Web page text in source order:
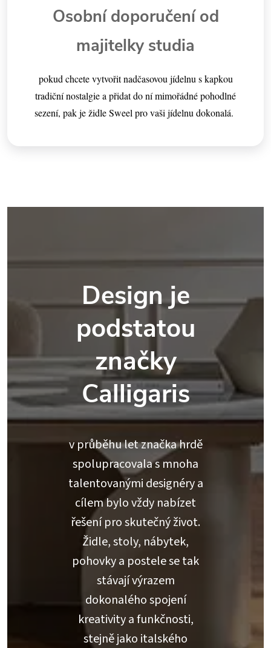
Osobní doporučení od
majitelky studia
pokud chcete vytvořit nadčasovou jídelnu s kapkou
tradiční nostalgie a přidat do ní mimořádné pohodlné
sezení, pak je židle Sweel pro vaši jídelnu dokonalá.
Design je
podstatou
značky
Calligaris
v průběhu let značka hrdě
spolupracovala s mnoha
talentovanými designéry a
cílem bylo vždy nabízet
řešení pro skutečný život.
Židle, stoly, nábytek,
pohovky a postele se tak
stávají výrazem
dokonalého spojení
kreativity a funkčnosti,
stejně jako italského